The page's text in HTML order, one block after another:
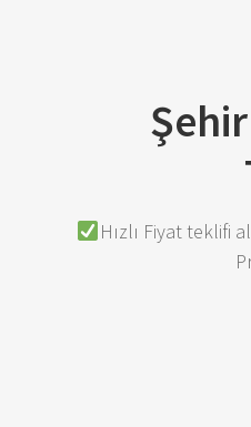
Hızlı Fiyat teklifi